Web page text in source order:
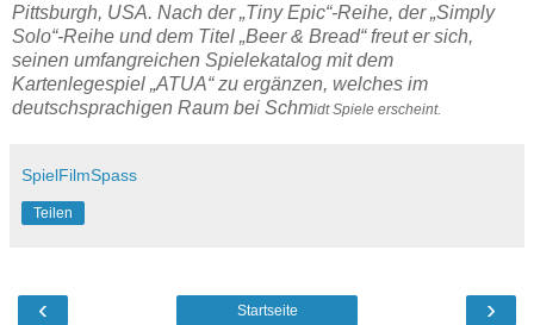
Pittsburgh, USA. Nach der „Tiny Epic“-Reihe, der „Simply
Solo“-Reihe und dem Titel „Beer & Bread“ freut er sich,
seinen umfangreichen Spielekatalog mit dem
Kartenlegespiel „ATUA“ zu ergänzen, welches im
deutschsprachigen Raum bei Schmidt Spiele erscheint.
SpielFilmSpass
Teilen
‹ ›
Startseite